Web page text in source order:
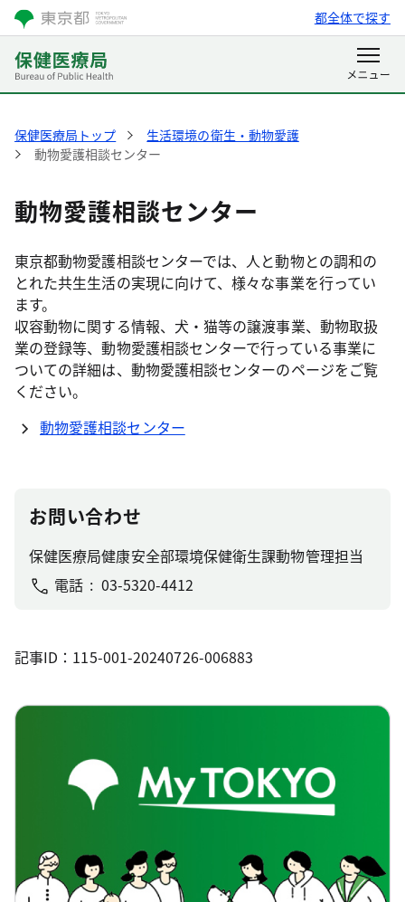
都全体で探す
保健医療局トップ
生活環境の衛生・動物愛護
動物愛護相談センター
動物愛護相談センター
東京都動物愛護相談センターでは、人と動物との調和の
とれた共生生活の実現に向けて、様々な事業を行ってい
ます。
収容動物に関する情報、犬・猫等の譲渡事業、動物取扱
業の登録等、動物愛護相談センターで行っている事業に
ついての詳細は、動物愛護相談センターのページをご覧
ください。
動物愛護相談センター
お問い合わせ
保健医療局健康安全部環境保健衛生課動物管理担当
電話
03-5320-4412
記事ID：115-001-20240726-006883